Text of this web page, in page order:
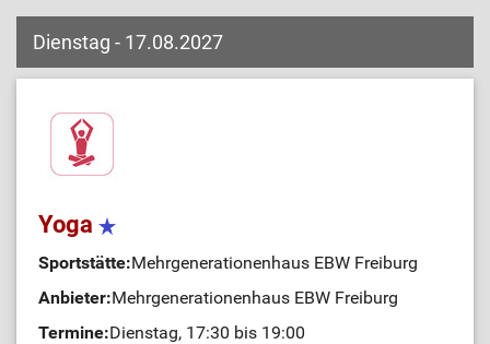
Dienstag - 17.08.2027
Yoga
Sportstätte:Mehrgenerationenhaus EBW Freiburg
Anbieter:Mehrgenerationenhaus EBW Freiburg
Termine:Dienstag, 17:30 bis 19:00